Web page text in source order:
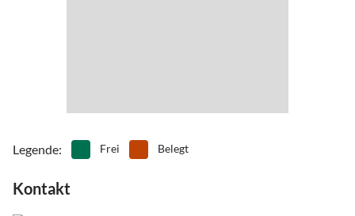
Legende: Frei Belegt
Kontakt